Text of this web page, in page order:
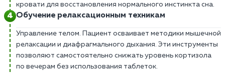
кровати для восстановления нормального инстинкта сна.
Обучение релаксационным техникам
Управление телом. Пациент осваивает методики мышечной
релаксации и диафрагмального дыхания. Эти инструменты
позволяют самостоятельно снижать уровень кортизола
по вечерам без использования таблеток.